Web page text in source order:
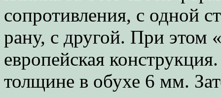
сопротивления, с одной
рану, с другой. При этом
европейская
толщине в обухе 6 мм.